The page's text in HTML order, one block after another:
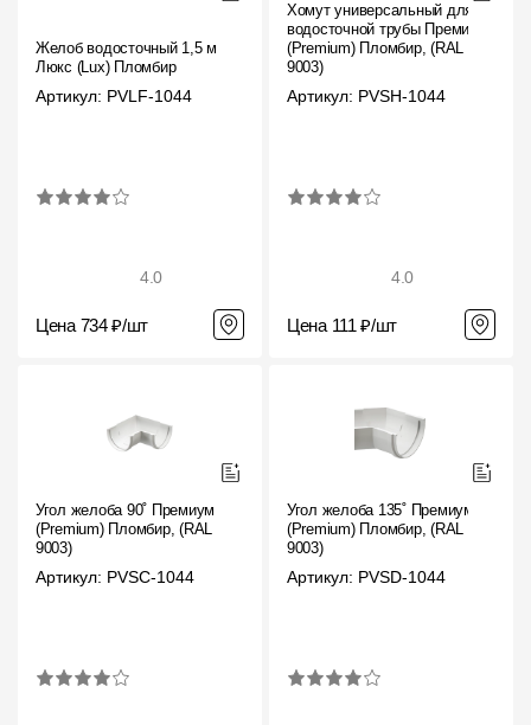
Желоб водосточный 1,5 м
Люкс (Lux) Пломбир
Артикул: PVLF-1044
4.0
Цена 734 ₽/шт
Хомут универсальный для
водосточной трубы Премиум
(Premium) Пломбир, (RAL
9003)
Артикул: PVSH-1044
4.0
Цена 111 ₽/шт
Угол желоба 90˚ Премиум
(Premium) Пломбир, (RAL
9003)
Артикул: PVSC-1044
Угол желоба 135˚ Премиум
(Premium) Пломбир, (RAL
9003)
Артикул: PVSD-1044